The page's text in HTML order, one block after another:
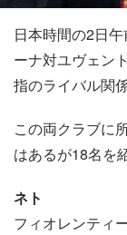
日本時間の2日
ーナ対ユヴェン
指のライバル関
この両クラブに
はあるが18名を
ネト
フィオレンティ